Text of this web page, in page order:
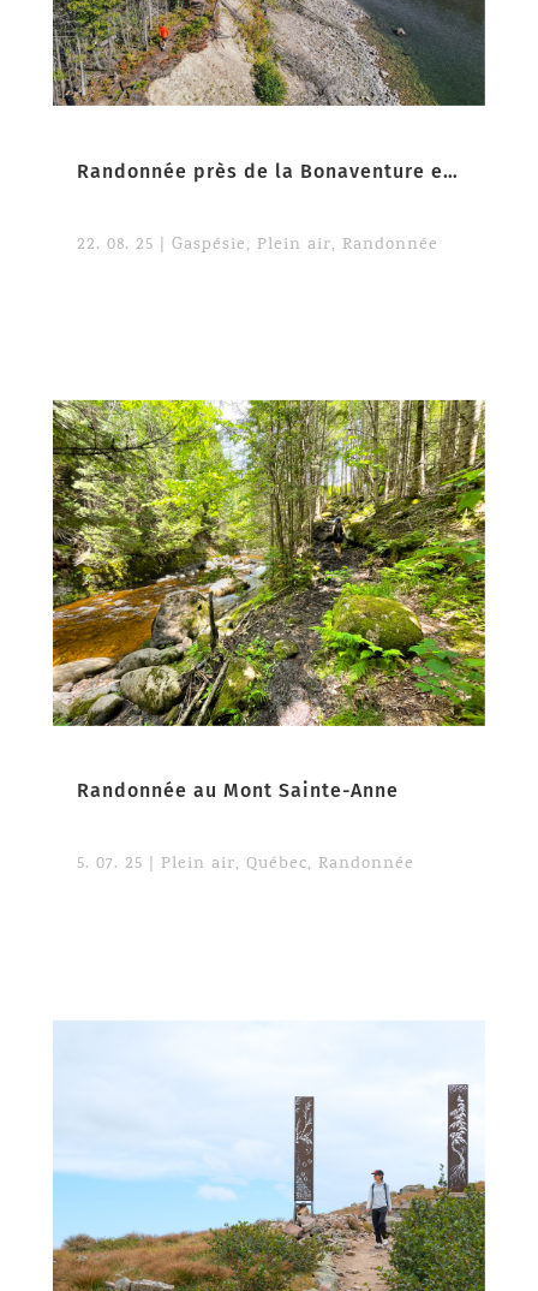
Randonnée près de la Bonaventure en Gaspésie
22. 08. 25 | Gaspésie, Plein air, Randonnée
Randonnée au Mont Sainte-Anne
5. 07. 25 | Plein air, Québec, Randonnée